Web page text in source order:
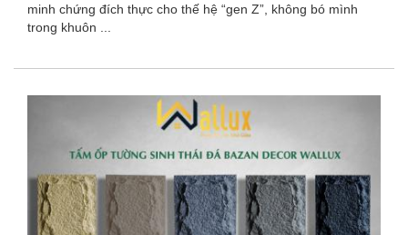
minh chứng đích thực cho thế hệ “gen Z”, không bó mình
trong khuôn ...